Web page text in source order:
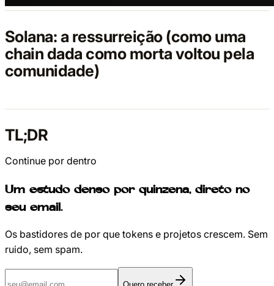
Solana: a ressurreição (como uma
chain dada como morta voltou pela
comunidade)
TL;DR
Continue por dentro
Um estudo denso por quinzena, direto no
seu email.
Os bastidores de por que tokens e projetos crescem. Sem
ruido, sem spam.